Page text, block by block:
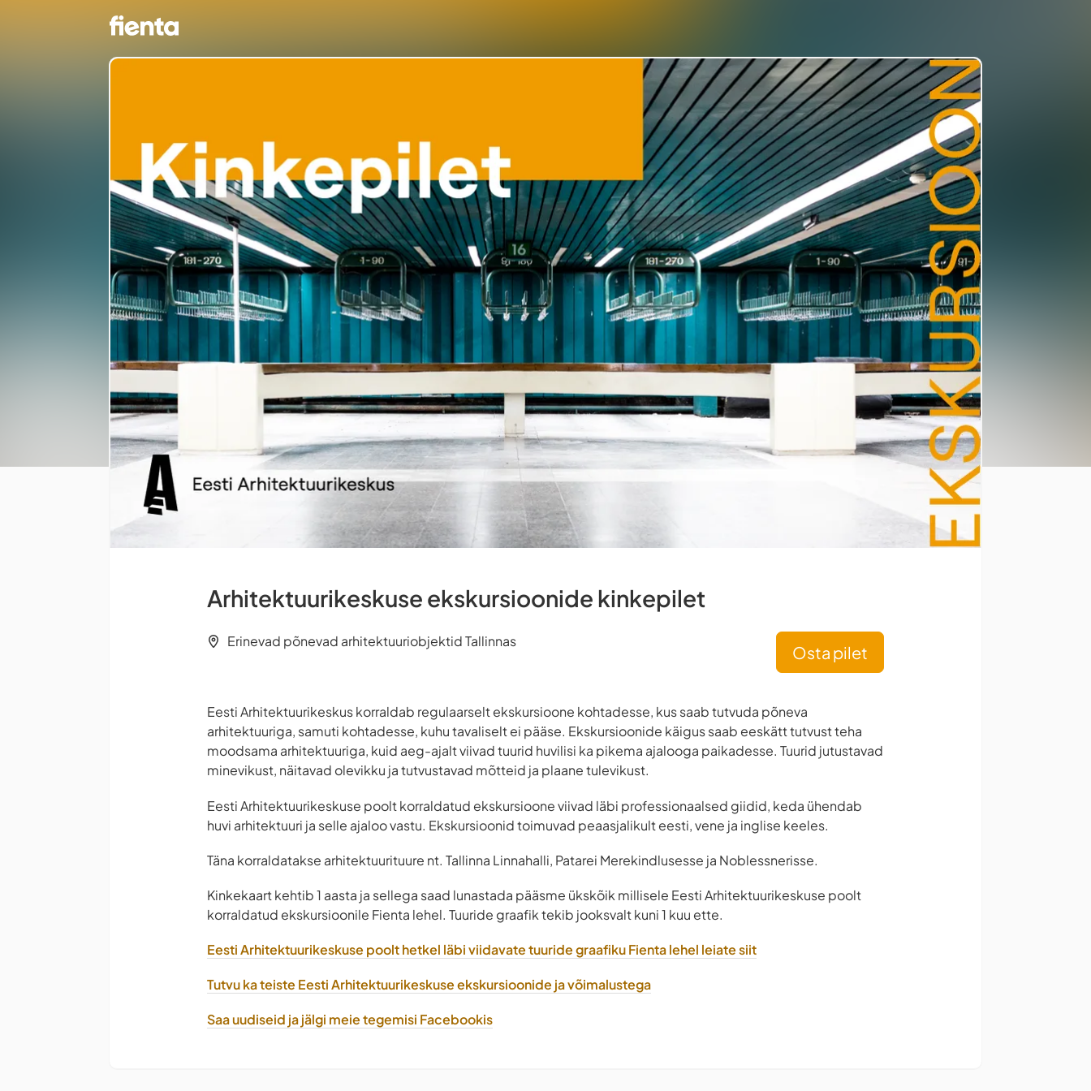
Arhitektuurikeskuse ekskursioonide kinkepilet
Erinevad põnevad arhitektuuriobjektid Tallinnas
Osta pilet
Eesti Arhitektuurikeskus korraldab regulaarselt ekskursioone kohtadesse, kus saab tutvuda põneva
arhitektuuriga, samuti kohtadesse, kuhu tavaliselt ei pääse. Ekskursioonide käigus saab eeskätt tutvust teha
moodsama arhitektuuriga, kuid aeg-ajalt viivad tuurid huvilisi ka pikema ajalooga paikadesse. Tuurid jutustavad
minevikust, näitavad olevikku ja tutvustavad mõtteid ja plaane tulevikust.
Eesti Arhitektuurikeskuse poolt korraldatud ekskursioone viivad läbi professionaalsed giidid, keda ühendab
huvi arhitektuuri ja selle ajaloo vastu. Ekskursioonid toimuvad peaasjalikult eesti, vene ja inglise keeles.
Täna korraldatakse arhitektuurituure nt. Tallinna Linnahalli, Patarei Merekindlusesse ja Noblessnerisse.
Kinkekaart kehtib 1 aasta ja sellega saad lunastada pääsme ükskõik millisele Eesti Arhitektuurikeskuse poolt
korraldatud ekskursioonile Fienta lehel. Tuuride graafik tekib jooksvalt kuni 1 kuu ette.
Eesti Arhitektuurikeskuse poolt hetkel läbi viidavate tuuride graafiku Fienta lehel leiate siit
Tutvu ka teiste Eesti Arhitektuurikeskuse ekskursioonide ja võimalustega
Saa uudiseid ja jälgi meie tegemisi Facebookis